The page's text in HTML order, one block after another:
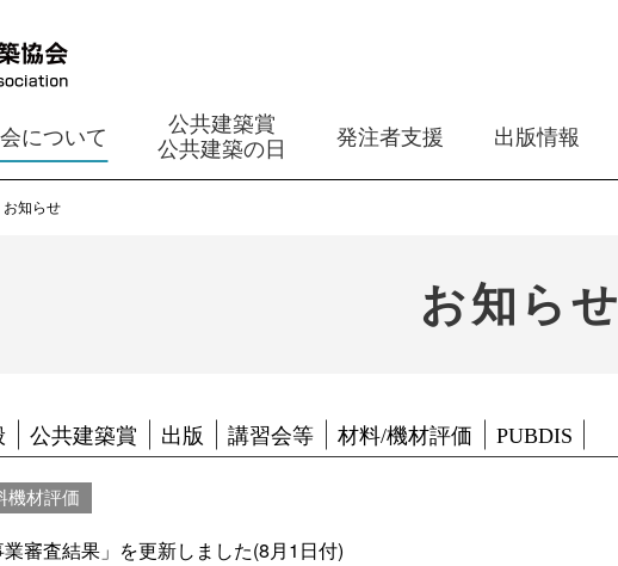
について
公共建築賞
公共建築の日
発注者支援 出版情報
お知らせ
お知らせ
公共建築賞 出版 講習会等 材料/機材評価 PUBDIS
機材評価
審査結果」を更新しました(8月1日付)